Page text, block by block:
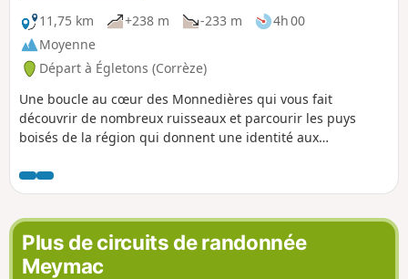
11,75 km
+238 m -233 m
4h 00
Moyenne
Départ à Égletons (Corrèze)
Une boucle au cœur des Monnedières qui vous fait
découvrir de nombreux ruisseaux et parcourir les puys
boisés de la région qui donnent une identité aux
de 8,5 km ; 2 h 45
Plus de circuits de randonnée
Meymac